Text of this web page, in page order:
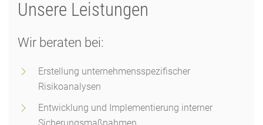
Unsere Leistungen
Wir beraten bei:
Erstellung unternehmensspezifischer
Risikoanalysen
Entwicklung und Implementierung interner
Sicherungsmaßnahmen